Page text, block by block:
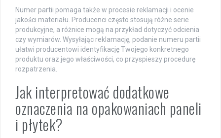
Numer partii pomaga także w procesie reklamacji i ocenie
jakości materiału. Producenci często stosują różne serie
produkcyjne, a różnice mogą na przykład dotyczyć odcienia
czy wymiarów. Wysyłając reklamację, podanie numeru partii
ułatwi producentowi identyfikację Twojego konkretnego
produktu oraz jego właściwości, co przyspieszy procedurę
rozpatrzenia.
Jak interpretować dodatkowe
oznaczenia na opakowaniach paneli
i płytek?